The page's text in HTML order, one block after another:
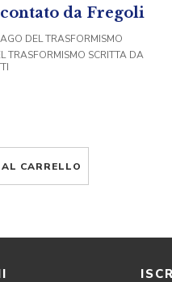
da Fregoli
DEL TRASFORMISMO
TRASFORMISMO SCRITTA DA
CARRELLO